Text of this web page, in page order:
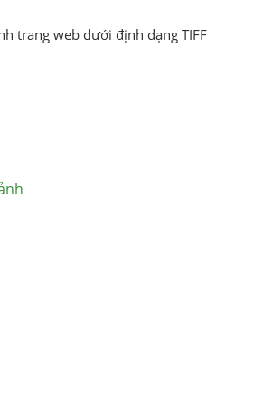
trang web dưới định dạng TIFF